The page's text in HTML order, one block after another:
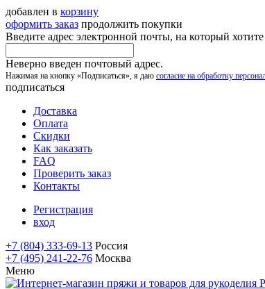
добавлен в корзину
оформить заказ продолжить покупки
Введите адрес электронной почты, на который
Неверно введен почтовый адрес.
Нажимая на кнопку «Подписаться», я даю согласие на обработку
подписаться
Доставка
Оплата
Скидки
Как заказать
FAQ
Проверить заказ
Контакты
Регистрация
вход
+7 (804) 333-69-13 Россия
+7 (495) 241-22-76 Москва
Меню